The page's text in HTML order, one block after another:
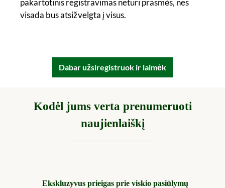
pakartotinis registravimas neturi prasmės, nes
visada bus atsižvelgta į visus.
Dabar užsiregistruok ir laimėk
Kodėl jums verta prenumeruoti
naujienlaiškį
Ekskluzyvus prieigas prie viskio pasiūlymų